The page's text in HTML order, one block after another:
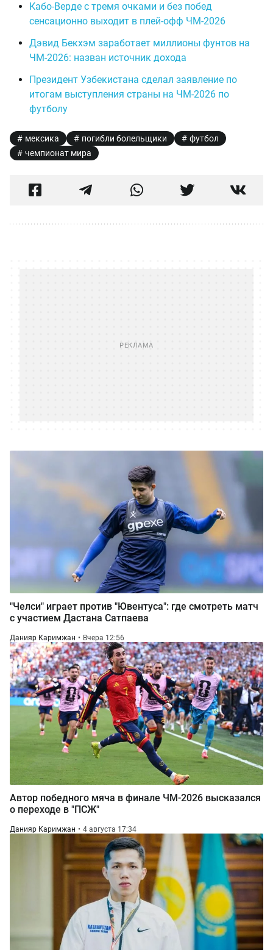
Кабо-Верде с тремя очками и без побед
сенсационно выходит в плей-офф ЧМ-2026
Дэвид Бекхэм заработает миллионы фунтов на
ЧМ-2026: назван источник дохода
Президент Узбекистана сделал заявление по
итогам выступления страны на ЧМ-2026 по
футболу
мексика погибли болельщики
футбол
чемпионат мира
"Челси" играет против "Ювентуса": где смотреть матч
с участием Дастана Сатпаева
Данияр Каримжан Вчера 12:56
Автор победного мяча в финале ЧМ-2026 высказался
о переходе в "ПСЖ"
Данияр Каримжан 4 августа 17:34